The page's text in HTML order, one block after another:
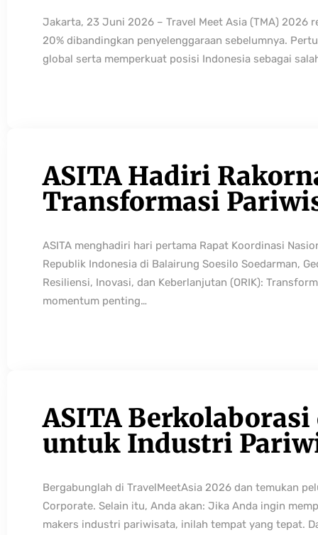
Jakarta, 23 Juni 2026 – Travel Meet Asia (TMA) 2026
20% dibandingkan penyelenggaraan sebelumnya.
global serta memperkuat posisi Indonesia sebagai
ASITA Hadiri
Transformasi
ASITA menghadiri hari pertama Rapat Koordinasi
Republik Indonesia di Balairung Soesilo Soedarman,
Resiliensi, Inovasi, dan Keberlanjutan (ORIK):
momentum penting…
ASITA
untuk Industri
Bergabunglah di TravelMeetAsia 2026 dan temukan
Corporate. Selain itu, Anda akan: Jika Anda ingin
makers industri pariwisata, inilah tempat yang tepat.